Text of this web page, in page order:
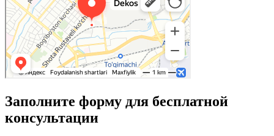
Заполните форму для бесплатной
консультации